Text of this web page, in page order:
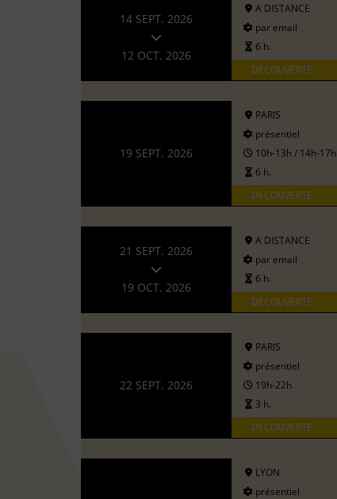
14 SEPT. 2026
12 OCT. 2026
A DISTANCE
par email
6 h.
DÉCOUVERTE
19 SEPT. 2026
PARIS
présentiel
10h-13h / 14h-17h
6 h.
DÉCOUVERTE
21 SEPT. 2026
19 OCT. 2026
A DISTANCE
par email
6 h.
DÉCOUVERTE
22 SEPT. 2026
PARIS
présentiel
19h-22h
3 h.
DÉCOUVERTE
LYON
présentiel